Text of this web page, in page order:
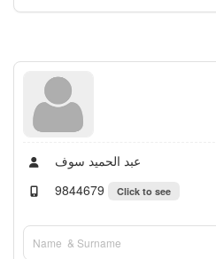
عبد الحميد سوف
9844679
Click to see